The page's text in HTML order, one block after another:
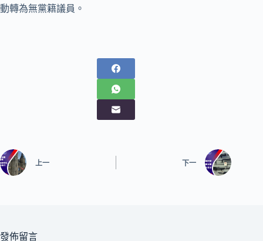
動轉為無黨籍議員。
上一 下一
發佈留言